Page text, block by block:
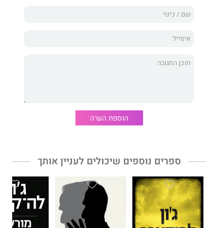
הוספת הערה
ספרים נוספים שיכולים לעניין אותך